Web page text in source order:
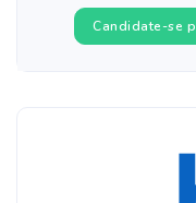
Candidate-se